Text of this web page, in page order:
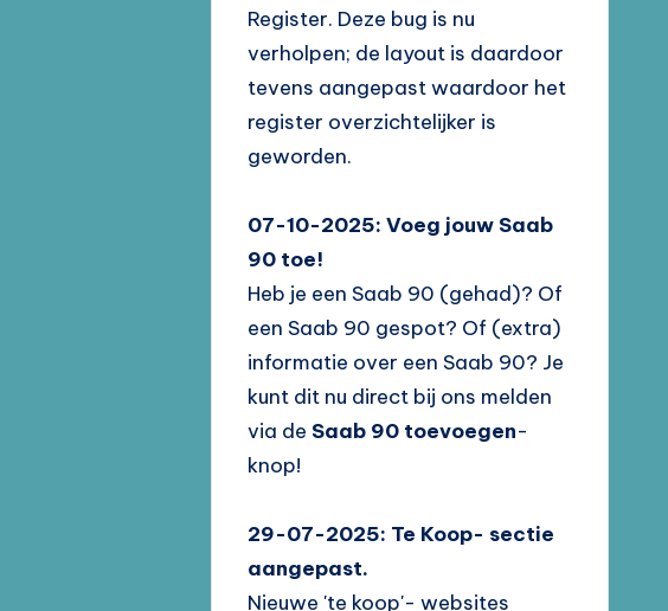
Register. Deze bug is nu
verholpen; de layout is daardoor
tevens aangepast waardoor het
register overzichtelijker is
geworden.
07-10-2025: Voeg jouw Saab
90 toe!
Heb je een Saab 90 (gehad)? Of
een Saab 90 gespot? Of (extra)
informatie over een Saab 90? Je
kunt dit nu direct bij ons melden
via deSaab 90 toevoegen-
knop!
29-07-2025: Te Koop- sectie
aangepast.
Nieuwe 'te koop'- websites